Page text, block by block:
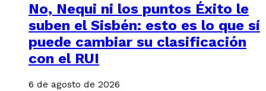
No, Nequi ni los puntos Éxito le
suben el Sisbén: esto es lo que sí
puede cambiar su clasificación
con el RUI
6 de agosto de 2026